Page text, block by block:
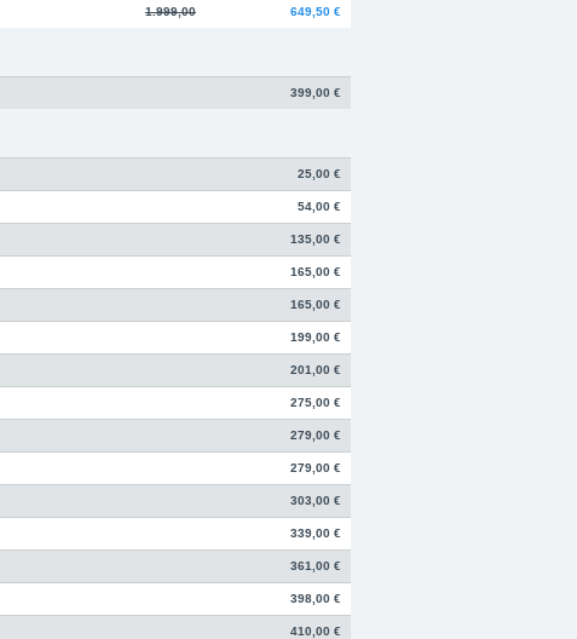
649,50 €
1.999,00
399,00 €
25,00 €
54,00 €
135,00 €
165,00 €
165,00 €
199,00 €
201,00 €
275,00 €
279,00 €
279,00 €
303,00 €
339,00 €
361,00 €
398,00 €
410,00 €